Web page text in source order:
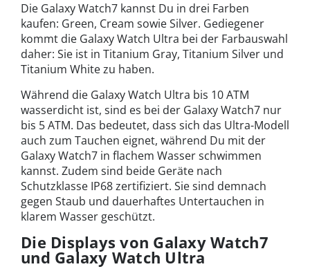
Die Galaxy Watch7 kannst Du in drei Farben
kaufen: Green, Cream sowie Silver. Gediegener
kommt die Galaxy Watch Ultra bei der Farbauswahl
daher: Sie ist in Titanium Gray, Titanium Silver und
Titanium White zu haben.
Während die Galaxy Watch Ultra bis 10 ATM
wasserdicht ist, sind es bei der Galaxy Watch7 nur
bis 5 ATM. Das bedeutet, dass sich das Ultra-Modell
auch zum Tauchen eignet, während Du mit der
Galaxy Watch7 in flachem Wasser schwimmen
kannst. Zudem sind beide Geräte nach
Schutzklasse IP68 zertifiziert. Sie sind demnach
gegen Staub und dauerhaftes Untertauchen in
klarem Wasser geschützt.
Die Displays von Galaxy Watch7
und Galaxy Watch Ultra